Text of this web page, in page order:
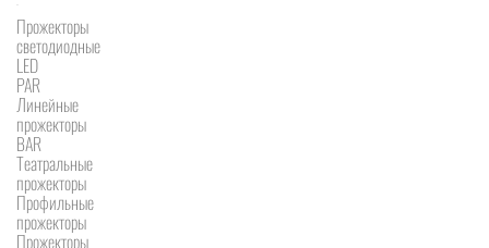
Прожекторы
светодиодные
LED
PAR
Линейные
прожекторы
BAR
Театральные
прожекторы
Профильные
прожекторы
Прожекторы